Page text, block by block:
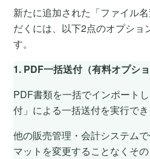
新たに追加された「ファイル
だくには、以下2点のオプショ
す。
1. PDF一括送付（有料オプショ
PDF書類を一括でインポート
付」による一括送付を実行でき
他の販売管理・会計システム
マットを変更することなくそ